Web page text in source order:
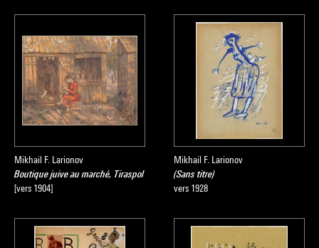
Mikhail F. Larionov
Boutique juive au marché, Tiraspol
[vers 1904]
Mikhail F. Larionov
(Sans titre)
vers 1928